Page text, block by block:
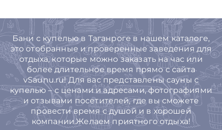
Бани с купелью в Таганроге в нашем каталоге,
это отобранные и проверенные заведения для
отдыха, которые можно заказать на час или
более длительное время прямо с сайта
vSaunu.ru! Для вас представлены сауны с
купелью – с ценами и адресами, фотографиями
и отзывами посетителей, где вы сможете
провести время с душой и в хорошей
компании.Желаем приятного отдыха!